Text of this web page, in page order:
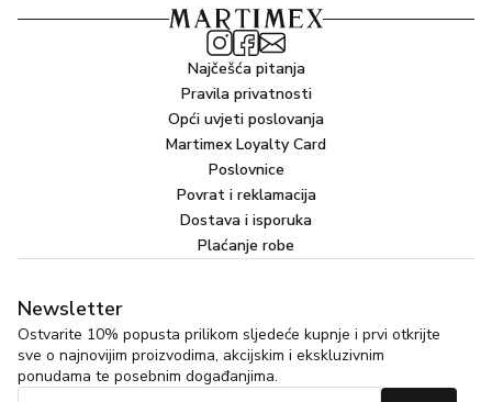
Najčešća pitanja
Pravila privatnosti
Opći uvjeti poslovanja
Martimex Loyalty Card
Poslovnice
Povrat i reklamacija
Dostava i isporuka
Plaćanje robe
Newsletter
Ostvarite 10% popusta prilikom sljedeće kupnje i prvi otkrijte
sve o najnovijim proizvodima, akcijskim i ekskluzivnim
ponudama te posebnim događanjima.